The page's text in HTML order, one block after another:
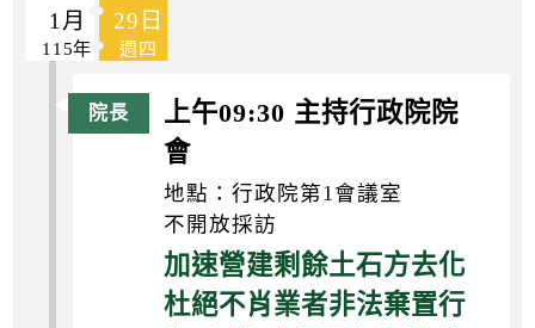
1月 29日
115年 週四
上午09:30 主持行政院院
會
地點：行政院第1會議室
不開放採訪
加速營建剩餘土石方去化
杜絕不肖業者非法棄置行